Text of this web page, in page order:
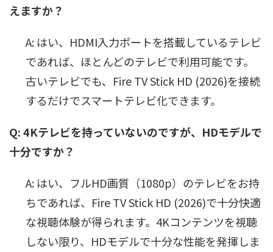
えますか？
A: はい、HDMI入力ポートを搭載しているテレビ
であれば、ほとんどのテレビで利用可能です。
古いテレビでも、Fire TV Stick HD (2026)を接続
するだけでスマートテレビ化できます。
Q: 4Kテレビを持っていないのですが、HDモデルで
十分ですか？
A: はい、フルHD画質（1080p）のテレビをお持
ちであれば、Fire TV Stick HD (2026)で十分快適
な視聴体験が得られます。4Kコンテンツを視聴
しない限り、HDモデルで十分な性能を発揮しま